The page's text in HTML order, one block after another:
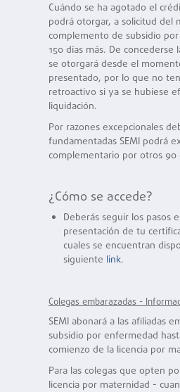
Cuándo se ha agotado el
podrá otorgar, a solicitud del
complemento de subsidio
150 días más. De
se otorgará desde el
presentado, por lo que no
retroactivo si ya se hubiese
liquidación.
Por razones excepcionales
fundamentadas SEMI podrá
complementario por otros 90
¿Cómo se accede?
Deberás seguir los pasos
presentación de tu
cuales se encuentran
siguiente link.
Colegas embarazadas -
SEMI abonará a las afiliadas
subsidio por enfermedad
comienzo de la licencia por
Para las colegas que opten
licencia por maternidad -